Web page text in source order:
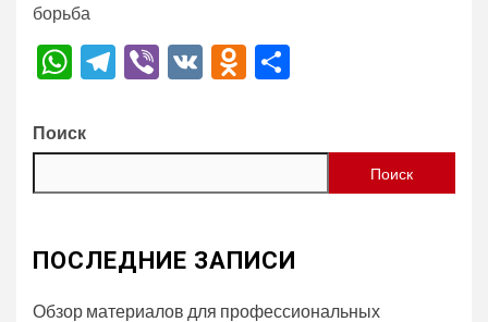
борьба
WhatsApp
Telegram
Viber
VK Odnoklassniki
Поиск
Поиск
ПОСЛЕДНИЕ ЗАПИСИ
Обзор материалов для профессиональных